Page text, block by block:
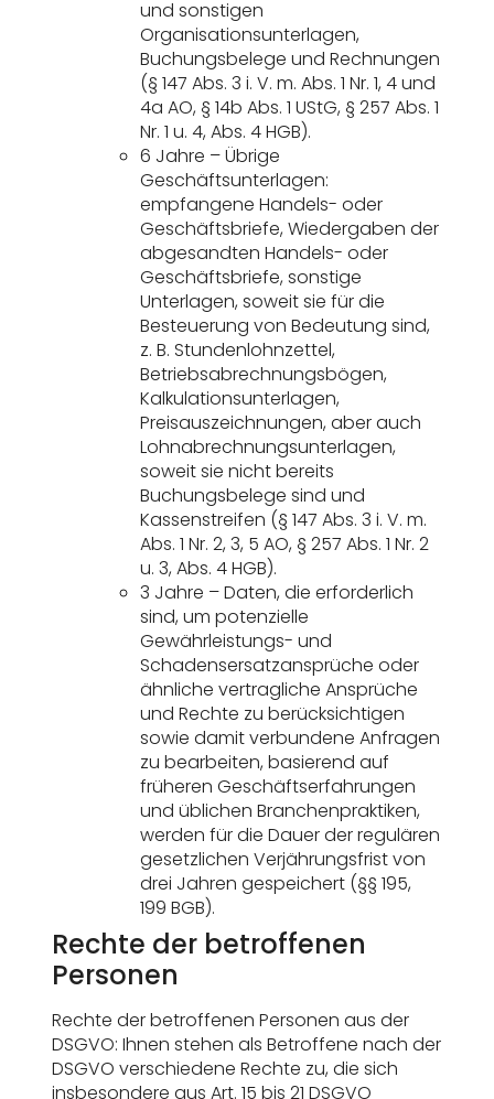
und sonstigen
Organisationsunterlagen,
Buchungsbelege und Rechnungen
(§ 147 Abs. 3 i. V. m. Abs. 1 Nr. 1, 4 und
4a AO, § 14b Abs. 1 UStG, § 257 Abs. 1
Nr. 1 u. 4, Abs. 4 HGB).
6 Jahre – Übrige
Geschäftsunterlagen:
empfangene Handels- oder
Geschäftsbriefe, Wiedergaben der
abgesandten Handels- oder
Geschäftsbriefe, sonstige
Unterlagen, soweit sie für die
Besteuerung von Bedeutung sind,
z. B. Stundenlohnzettel,
Betriebsabrechnungsbögen,
Kalkulationsunterlagen,
Preisauszeichnungen, aber auch
Lohnabrechnungsunterlagen,
soweit sie nicht bereits
Buchungsbelege sind und
Kassenstreifen (§ 147 Abs. 3 i. V. m.
Abs. 1 Nr. 2, 3, 5 AO, § 257 Abs. 1 Nr. 2
u. 3, Abs. 4 HGB).
3 Jahre – Daten, die erforderlich
sind, um potenzielle
Gewährleistungs- und
Schadensersatzansprüche oder
ähnliche vertragliche Ansprüche
und Rechte zu berücksichtigen
sowie damit verbundene Anfragen
zu bearbeiten, basierend auf
früheren Geschäftserfahrungen
und üblichen Branchenpraktiken,
werden für die Dauer der regulären
gesetzlichen Verjährungsfrist von
drei Jahren gespeichert (§§ 195,
199 BGB).
Rechte der betroffenen
Personen
Rechte der betroffenen Personen aus der
DSGVO: Ihnen stehen als Betroffene nach der
DSGVO verschiedene Rechte zu, die sich
insbesondere aus Art. 15 bis 21 DSGVO